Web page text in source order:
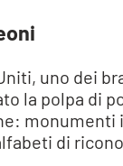
uno dei
la polpa di
monumenti
di